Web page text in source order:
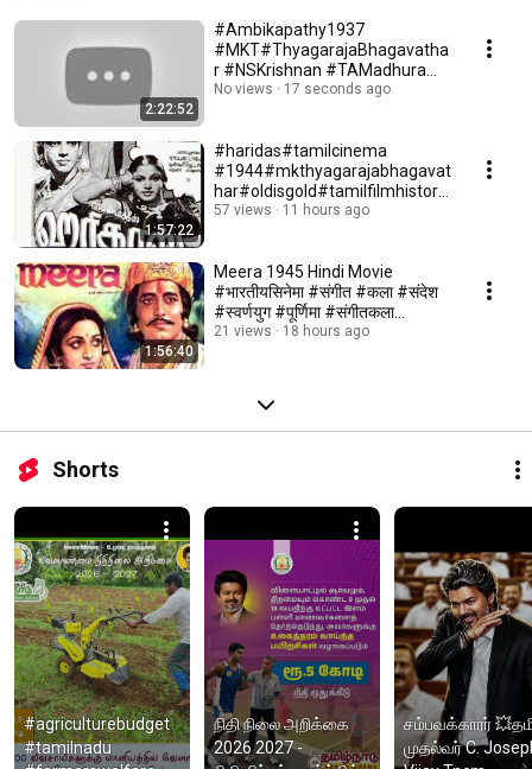
2:22:52
#Ambikapathy1937
#MKT#ThyagarajaBhagavatha
r #NSKrishnan #TAMadhuram
#MRSanthanalakshmi
No views 17 seconds ago
1:57:22
#haridas#tamilcinema
#1944#mkthyagarajabhagavat
har#oldisgold#tamilfilmhistory
#goldenageoftamilcinema
57 views 11 hours ago
1:56:40
Meera 1945 Hindi Movie
#भारतीयसिनेमा #संगीत #कला #संदेश
#स्वर्णयुग #पूर्णिमा #संगीतकला
#meeramovie
21 views 18 hours ago
Shorts
#agriculturebudget
#tamilnadu
நிதி நிலை அறிக்கை
2026 2027 -
சம்பவக்காரர்
முதல்வர் C.